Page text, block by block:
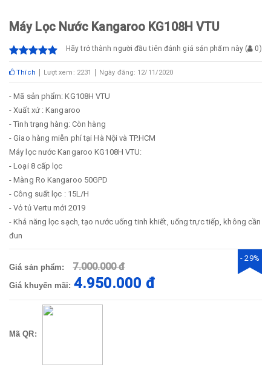
Máy Lọc Nước Kangaroo KG108H VTU
Hãy trở thành người đầu tiên đánh giá sản phẩm này ( 0)
Thích Lượt xem: 2231 Ngày đăng: 12/11/2020
- Mã sản phẩm: KG108H VTU
- Xuất xứ : Kangaroo
- Tình trạng hàng: Còn hàng
- Giao hàng miễn phí tại Hà Nội và TP.HCM
Máy lọc nước Kangaroo KG108H VTU:
- Loại 8 cấp lọc
- Màng Ro Kangaroo 50GPD
- Công suất lọc : 15L/H
- Vỏ tủ Vertu mới 2019
- Khả năng lọc sạch, tạo nước uống tinh khiết, uống trực tiếp, không cần
đun
Giá sản phẩm: 7.000.000 đ
Giá khuyến mãi: 4.950.000 đ
- 29%
Mã QR: